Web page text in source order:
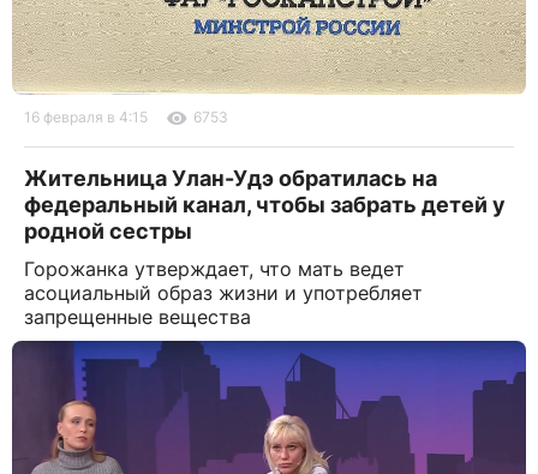
16 февраля в 4:15 6753
Жительница Улан-Удэ обратилась на
федеральный канал, чтобы забрать детей у
родной сестры
Горожанка утверждает, что мать ведет
асоциальный образ жизни и употребляет
запрещенные вещества